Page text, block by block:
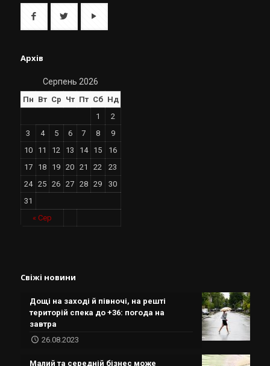
Архів
Серпень 2026
Пн Вт Ср Чт Пт Сб Нд
« Сер
1
2
3
4 5 6 7 8
9
10
11 12 13 14 15
16
17
18 19 20 21 22
23
24
25 26 27 28 29
30
31
Свіжі новини
Дощі на заході й півночі, на решті
територій спека до +36: погода на
завтра
26.08.2023
Малий та середній бізнес може